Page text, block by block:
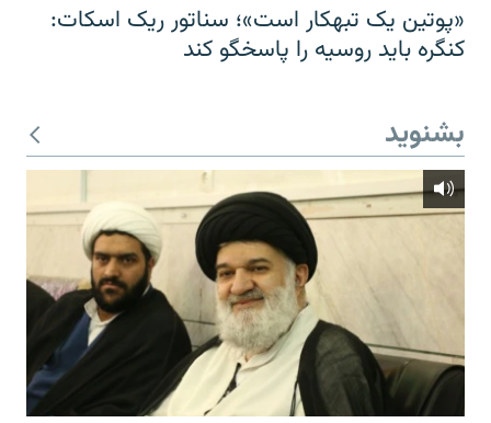
«پوتین یک تبهکار است»؛ سناتور ریک اسکات:
کنگره باید روسیه را پاسخگو کند
بشنوید